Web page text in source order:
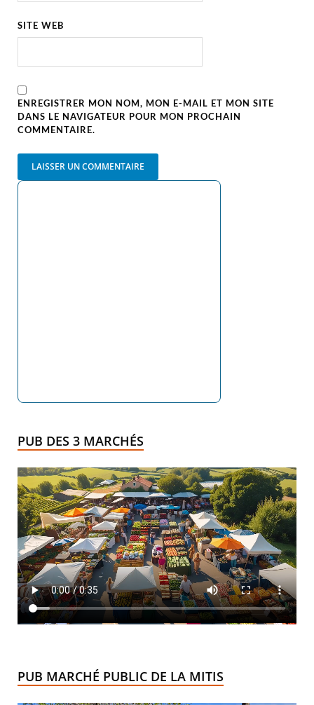
SITE WEB
ENREGISTRER MON NOM, MON E-MAIL ET MON SITE
DANS LE NAVIGATEUR POUR MON PROCHAIN
COMMENTAIRE.
PUB DES 3 MARCHÉS
PUB MARCHÉ PUBLIC DE LA MITIS